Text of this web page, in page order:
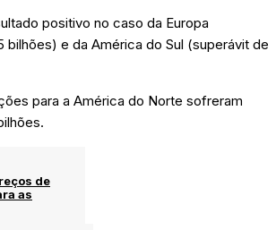
positivo no caso da Europa
bilhões) e da América do Sul (superávit de
para a América do Norte sofreram
de
as